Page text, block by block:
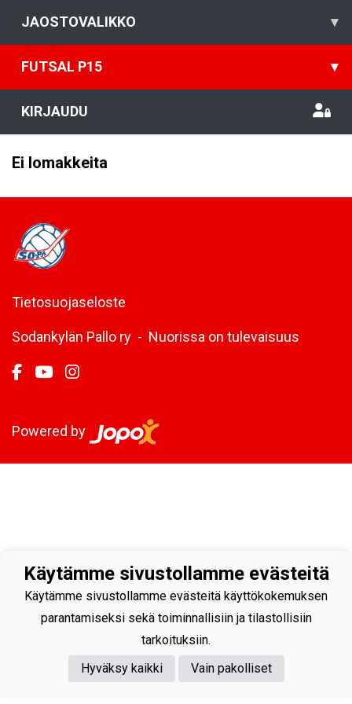
JAOSTOVALIKKO ▾
FUTSAL P15 ▾
KIRJAUDU
Ei lomakkeita
Tietosuojaseloste
Sodankylän Pallo ry - Nuorissa on tulevaisuus
Powered by
Käytämme sivustollamme evästeitä
Käytämme sivustollamme evästeitä käyttökokemuksen
parantamiseksi sekä toiminnallisiin ja tilastollisiin
tarkoituksiin.
Hyväksy kaikki
Vain pakolliset